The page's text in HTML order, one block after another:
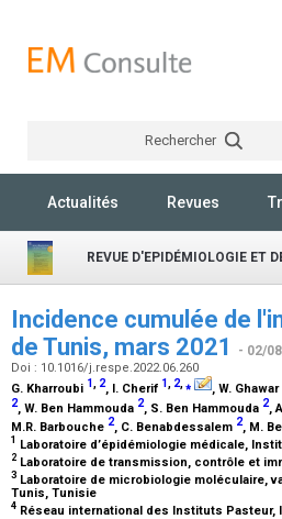
Rechercher
Actualités Revues
REVUE D'EPIDÉMIOLOGIE ET
Incidence cumulée de
de Tunis, mars 2021
- 02/
Doi : 10.1016/j.respe.2022.06.260
G. Kharroubi 1, 2, I. Cherif 1, 2,⁎ , W. Ghawar
2, W. Ben Hammouda 2, S. Ben Hammouda 2,
M.R. Barbouche 2, C. Benabdessalem 2, M.
1 Laboratoire d’épidémiologie médicale,
2 Laboratoire de transmission, contrôle et
3 Laboratoire de microbiologie moléculaire,
Tunis, Tunisie
4 Réseau international des Instituts Pasteur,